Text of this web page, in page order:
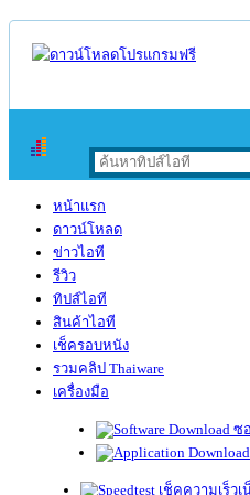
หน้าแรก
ดาวน์โหลด
ข่าวไอที
รีวิว
ทิปส์ไอที
สินค้าไอที
เช็ครอบหนัง
รวมคลิป Thaiware
เครื่องมือ
ซ
เช็คความเร็วเ